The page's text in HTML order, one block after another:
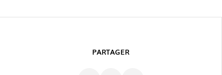
PARTAGER